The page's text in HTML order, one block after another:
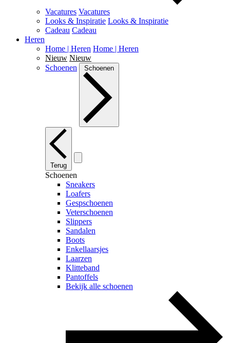
Vacatures Vacatures
Looks & Inspiratie Looks & Inspiratie
Cadeau Cadeau
Heren
Home | Heren Home | Heren
Nieuw Nieuw
Schoenen
Schoenen
Terug
Schoenen
Sneakers
Loafers
Gespschoenen
Veterschoenen
Slippers
Sandalen
Boots
Enkellaarsjes
Laarzen
Klitteband
Pantoffels
Bekijk alle schoenen